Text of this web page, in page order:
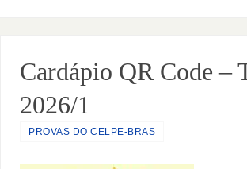
Cardápio QR Code –
2026/1
PROVAS DO CELPE-BRAS